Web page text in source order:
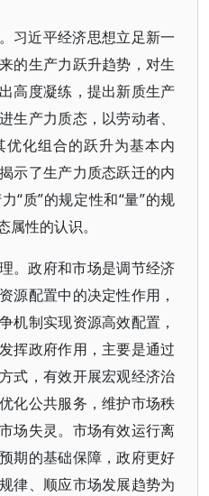
习近平经济思想立足新一
的生产力跃升趋势，对生
高度凝练，提出新质生产
生产力质态，以劳动者、
化组合的跃升为基本内
示了生产力质态跃迁的内
“质”的规定性和“量”的规
性的认识。
。政府和市场是调节经济
源配置中的决定性作用，
机制实现资源高效配置，
挥政府作用，主要是通过
式，有效开展宏观经济治
化公共服务，维护市场秩
场失灵。市场有效运行离
期的基础保障，政府更好
律、顺应市场发展趋势为